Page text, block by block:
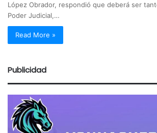
López Obrador, respondió que deberá ser
Poder Judicial,…
Read More »
Publicidad